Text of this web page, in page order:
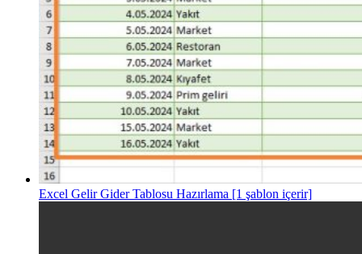
Excel Gelir Gider Tablosu Hazırlama [1 şablon içerir]